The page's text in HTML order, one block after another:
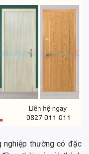
nghiệp thường có đặc